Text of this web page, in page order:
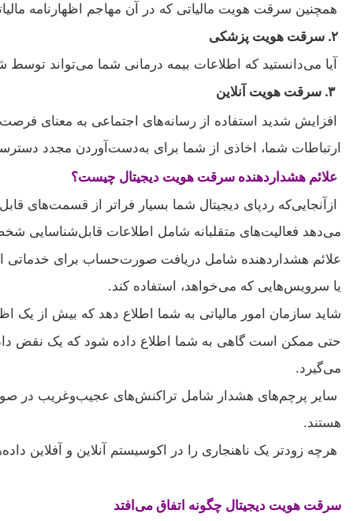
همچنین سرقت هویت مالیاتی که در آن مهاجم اظهارنامه
آیا می‌دانستید که اطلاعات بیمه درمانی شما می‌تواند
۳. سرقت هویت آنلاین
افزایش شدید استفاده از رسانه‌های اجتماعی به معنای
ارتباطات شما، اخاذی از شما برای به‌دست‌آوردن مجدد
علائم هشداردهنده سرقت هویت دیجیتال چیست؟
ازآنجایی‌که ردپای دیجیتال شما بسیار فراتر از قسمت‌های
می‌دهد فعالیت‌های متقلبانه شامل اطلاعات قابل‌شناسایی
علائم هشداردهنده شامل دریافت صورت‌حساب برای خدماتی
یا سرویس‌هایی که می‌خواهد، استفاده کند.
شاید سازمان امور مالیاتی به شما اطلاع دهد که بیش از
حتی ممکن است گاهی به شما اطلاع داده شود که یک نقض
می‌گیرد.
سایر پرچم‌های هشدار شامل تراکنش‌های عجیب‌وغریب در
هستند.
هرچه زودتر یک ناهنجاری را در اکوسیستم آنلاین و آفلاین
سرقت هویت دیجیتال چگونه اتفاق می‌افتد